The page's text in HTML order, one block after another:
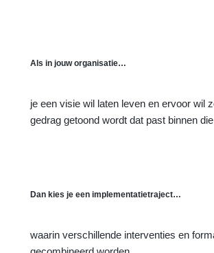
Als in jouw organisatie…
je een visie wil laten leven en ervoor wil
gedrag getoond wordt dat past binnen
Dan kies je een implementatietraject…
waarin verschillende interventies en